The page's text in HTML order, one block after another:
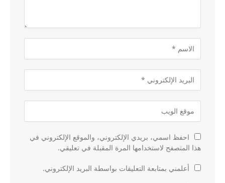
احفظ اسمي، بريدي الإلكتروني، والموقع الإلكتروني في
هذا المتصفح لاستخدامها المرة المقبلة في تعليقي.
أعلمني بمتابعة التعليقات بواسطة البريد الإلكتروني.